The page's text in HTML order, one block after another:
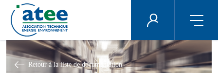
au
contenu
principal
ÉNERGIE PLUS
Retour à la liste de documentation
Panneau de gestion des cookies